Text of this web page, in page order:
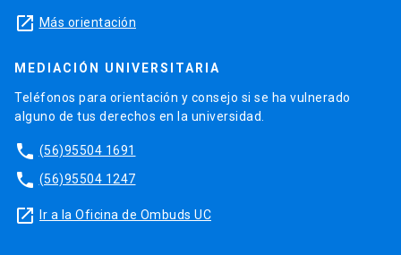
launch Más orientación
MEDIACIÓN UNIVERSITARIA
Teléfonos para orientación y consejo si se ha vulnerado
alguno de tus derechos en la universidad.
phone (56)95504 1691
phone (56)95504 1247
launch Ir a la Oficina de Ombuds UC